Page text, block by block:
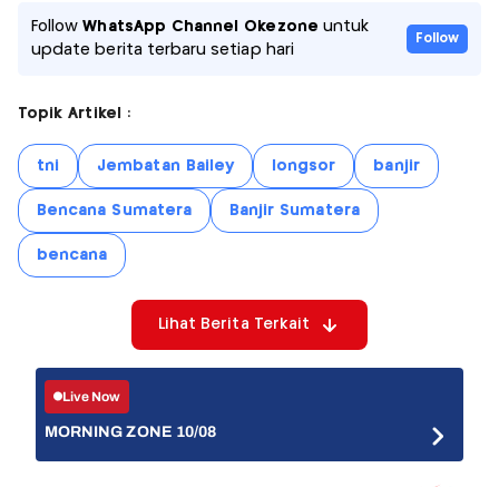
FollowWhatsApp Channel Okezone untuk
update berita terbaru setiap hari
Follow
Topik Artikel :
tni Jembatan Bailey longsor banjir
Bencana Sumatera Banjir Sumatera
bencana
Lihat Berita Terkait
Live Now
MORNING ZONE 10/08